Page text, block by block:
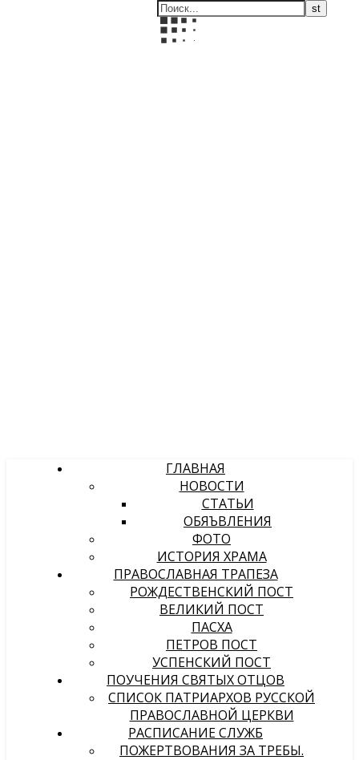
ГЛАВНАЯ
НОВОСТИ
СТАТЬИ
ОБЯЪВЛЕНИЯ
ФОТО
ИСТОРИЯ ХРАМА
ПРАВОСЛАВНАЯ ТРАПЕЗА
РОЖДЕСТВЕНСКИЙ ПОСТ
ВЕЛИКИЙ ПОСТ
ПАСХА
ПЕТРОВ ПОСТ
УСПЕНСКИЙ ПОСТ
ПОУЧЕНИЯ СВЯТЫХ ОТЦОВ
СПИСОК ПАТРИАРХОВ РУССКОЙ
ПРАВОСЛАВНОЙ ЦЕРКВИ
РАСПИСАНИЕ СЛУЖБ
ПОЖЕРТВОВАНИЯ ЗА ТРЕБЫ.